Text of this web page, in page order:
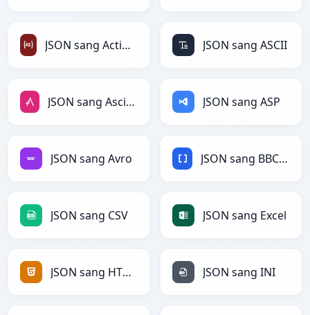
JSON sang ActionScript JSON sang ASCII
JSON sang AsciiDoc JSON sang ASP
JSON sang Avro JSON sang BBCode
JSON sang CSV JSON sang Excel
JSON sang HTML JSON sang INI